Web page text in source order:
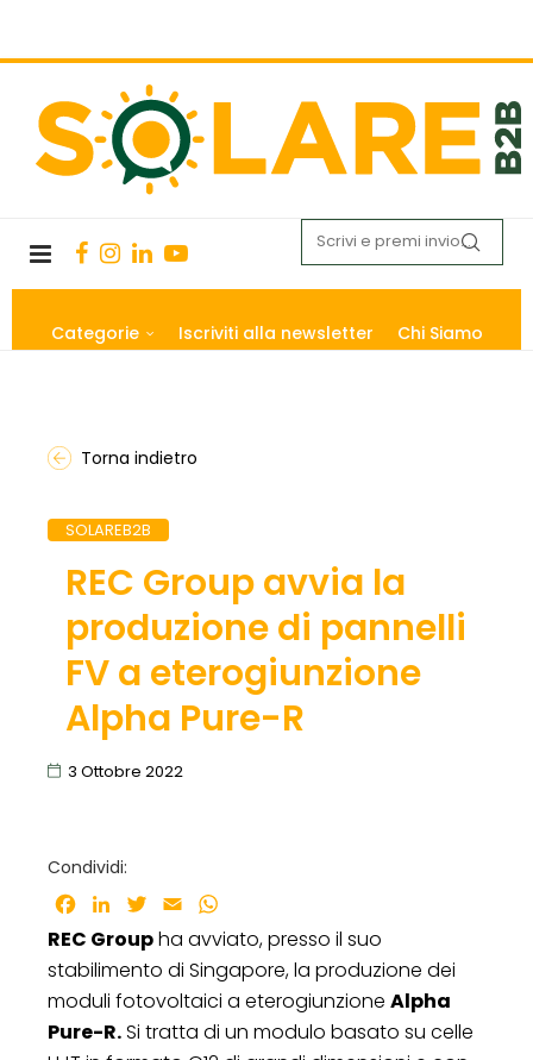
Categorie Iscriviti alla newsletter Chi Siamo
Torna indietro
SOLAREB2B
REC Group avvia la
produzione di pannelli
FV a eterogiunzione
Alpha Pure-R
3 Ottobre 2022
Condividi:
Facebook
LinkedInTwitter
Email
REC Groupha avviato, presso il suo
stabilimento di Singapore, la produzione dei
moduli fotovoltaici a eterogiunzione Alpha
Pure-R.Si tratta di un modulo basato su celle